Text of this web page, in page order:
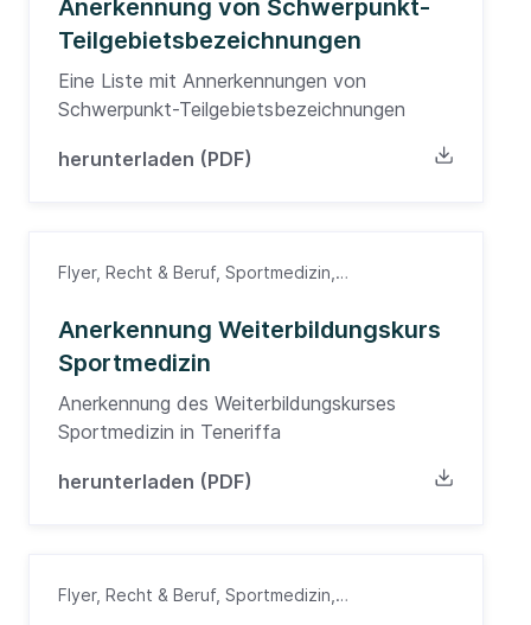
Anerkennung von Schwerpunkt-
Teilgebietsbezeichnungen
Eine Liste mit Annerkennungen von
Schwerpunkt-Teilgebietsbezeichnungen
herunterladen (PDF)
Flyer, Recht & Beruf, Sportmedizin,
Anerkennung Weiterbildungskurs
Sportmedizin
Anerkennung des Weiterbildungskurses
Sportmedizin in Teneriffa
herunterladen (PDF)
Flyer, Recht & Beruf, Sportmedizin,